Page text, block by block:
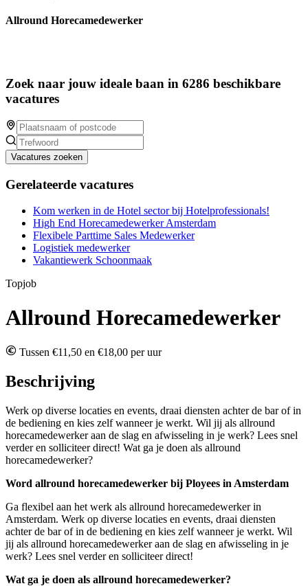
Allround Horecamedewerker
Zoek naar jouw ideale baan in 6286 beschikbare
vacatures
Vacatures zoeken
Gerelateerde vacatures
Kom werken in de Hotel sector bij Hotelprofessionals!
High End Horecamedewerker Amsterdam
Flexibele Parttime Sales Medewerker
Logistiek medewerker
Vakantiewerk Schoonmaak
Topjob
Allround Horecamedewerker
Tussen €11,50 en €18,00 per uur
Beschrijving
Werk op diverse locaties en events, draai diensten achter de bar of in
de bediening en kies zelf wanneer je werkt. Wil jij als allround
horecamedewerker aan de slag en afwisseling in je werk? Lees snel
verder en solliciteer direct! Wat ga je doen als allround
horecamedewerker?
Word allround horecamedewerker bij Ployees in Amsterdam
Ga flexibel aan het werk als allround horecamedewerker in
Amsterdam. Werk op diverse locaties en events, draai diensten
achter de bar of in de bediening en kies zelf wanneer je werkt. Wil
jij als allround horecamedewerker aan de slag en afwisseling in je
werk? Lees snel verder en solliciteer direct!
Wat ga je doen als allround horecamedewerker?